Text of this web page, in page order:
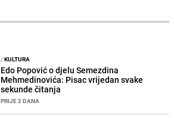
/KULTURA
Edo Popović o djelu Semezdina
Mehmedinovića: Pisac vrijedan svake
sekunde čitanja
PRIJE 2 DANA